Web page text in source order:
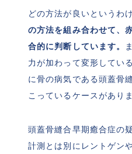
どの方法が良いというわ
の方法を組み合わせて、
合的に判断しています。
力が加わって変形してい
に骨の病気である頭蓋骨
こっているケースがありま
頭蓋骨縫合早期癒合症の
計測とは別にレントゲン